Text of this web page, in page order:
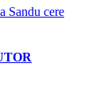
Sandu cere